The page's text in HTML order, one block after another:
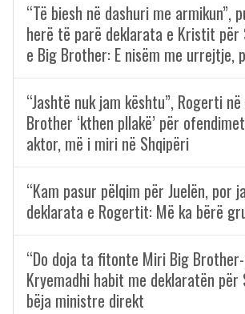
“Të biesh në dashuri me armikun”,
herë të parë deklarata e Kristit për
e Big Brother: E nisëm me urrejtje,
“Jashtë nuk jam kështu”, Rogerti
Brother ‘kthen pllakë’ për
aktor, më i miri në Shqipëri
“Kam pasur pëlqim për Juelën, por
deklarata e Rogertit: Më ka bërë
“Do doja ta fitonte Miri Big
Kryemadhi habit me deklaratën për
bëja ministre direkt